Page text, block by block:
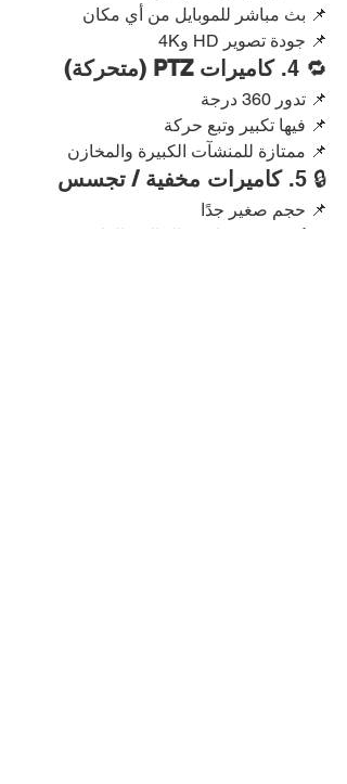
📌 بث مباشر للموبايل من أي مكان
📌 جودة تصوير HD و4K
🔁 4. كاميرات PTZ (متحركة)
📌 تدور 360 درجة
📌 فيها تكبير وتبع حركة
📌 ممتازة للمنشآت الكبيرة والمخازن
🔒 5. كاميرات مخفية / تجسس
📌 حجم صغير جدًا
📌 تُستخدم فقط في الحالات القانونية